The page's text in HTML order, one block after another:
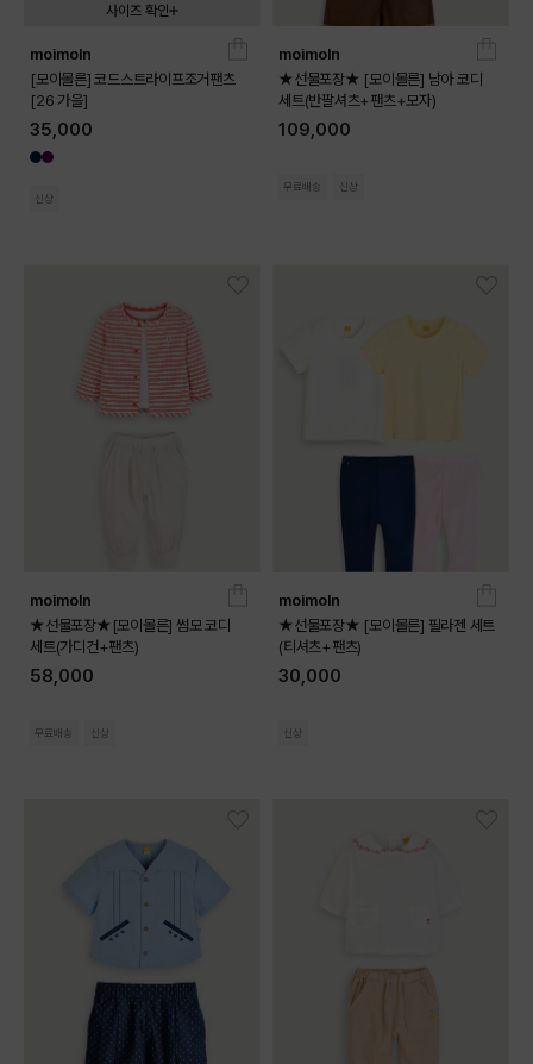
사이즈 확인
080
moimoln
[모이몰른] 코드스트라이프조거팬츠
[26 가을]
35,000
신상
moimoln
★선물포장★ [모이몰른] 남아 코디
세트(반팔셔츠+팬츠+모자)
109,000
무료배송 신상
moimoln
★선물포장★[모이몰른] 썸모 코디
세트(가디건+팬츠)
58,000
무료배송 신상
moimoln
★선물포장★ [모이몰른] 필라젠 세트
(티셔츠+팬츠)
30,000
신상